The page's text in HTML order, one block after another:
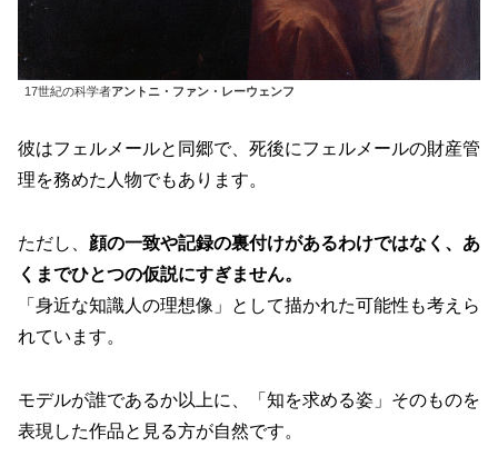
17世紀の科学者アントニ・ファン・レーウェンフ
彼はフェルメールと同郷で、死後にフェルメールの財産管
理を務めた人物でもあります。
ただし、 顔の一致や記録の裏付けがあるわけではなく、あ
くまでひとつの仮説にすぎません。
「身近な知識人の理想像」として描かれた可能性も考えら
れています。
モデルが誰であるか以上に、「知を求める姿」そのものを
表現した作品と見る方が自然です。